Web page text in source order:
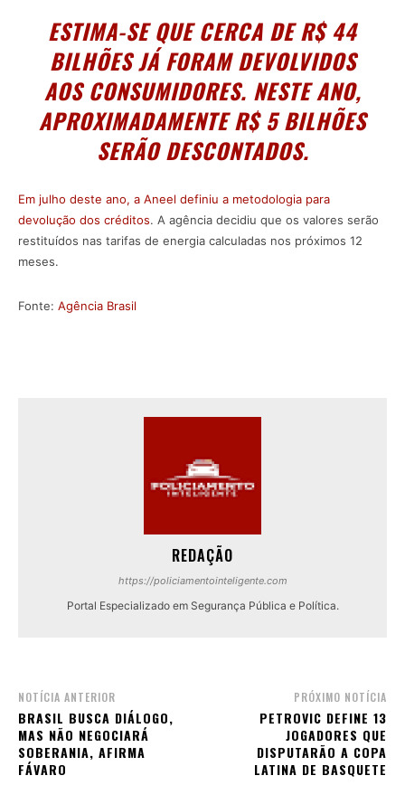
ESTIMA-SE QUE CERCA DE R$ 44
BILHÕES JÁ FORAM DEVOLVIDOS
AOS CONSUMIDORES. NESTE ANO,
APROXIMADAMENTE R$ 5 BILHÕES
SERÃO DESCONTADOS.
Em julho deste ano, a Aneel definiu a metodologia para
devolução dos créditos. A agência decidiu que os valores serão
restituídos nas tarifas de energia calculadas nos próximos 12
meses.
Fonte: Agência Brasil
REDAÇÃO
https://policiamentointeligente.com
Portal Especializado em Segurança Pública e Política.
NOTÍCIA ANTERIOR
BRASIL BUSCA DIÁLOGO,
MAS NÃO NEGOCIARÁ
SOBERANIA, AFIRMA
FÁVARO
PRÓXIMO NOTÍCIA
PETROVIC DEFINE 13
JOGADORES QUE
DISPUTARÃO A COPA
LATINA DE BASQUETE